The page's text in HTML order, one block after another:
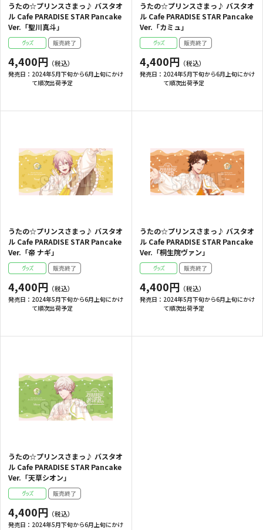
うたの☆プリンスさまっ♪ バスタオ
ル Cafe PARADISE STAR Pancake
Ver.「聖川真斗」
4,400円
発売日： 2024年5月下旬から6月上旬にかけ
て順次出荷予定
うたの☆プリンスさまっ♪ バスタオ
ル Cafe PARADISE STAR Pancake
Ver.「カミュ」
4,400円
発売日： 2024年5月下旬から6月上旬にかけ
て順次出荷予定
うたの☆プリンスさまっ♪ バスタオ
ル Cafe PARADISE STAR Pancake
Ver.「帝 ナギ」
4,400円
発売日： 2024年5月下旬から6月上旬にかけ
て順次出荷予定
うたの☆プリンスさまっ♪ バスタオ
ル Cafe PARADISE STAR Pancake
Ver.「桐生院ヴァン」
4,400円
発売日： 2024年5月下旬から6月上旬にかけ
て順次出荷予定
うたの☆プリンスさまっ♪ バスタオ
ル Cafe PARADISE STAR Pancake
Ver.「天草シオン」
4,400円
発売日： 2024年5月下旬から6月上旬にかけ